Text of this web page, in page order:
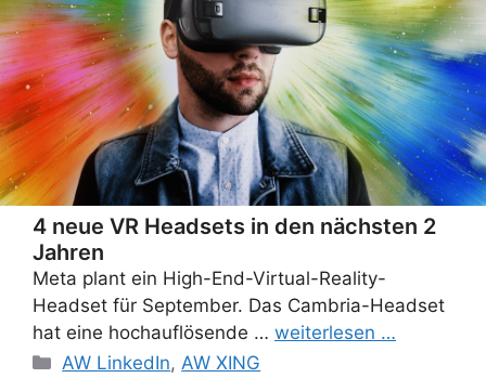
4 neue VR Headsets in den nächsten 2
Jahren
Meta plant ein High-End-Virtual-Reality-
Headset für September. Das Cambria-Headset
hat eine hochauflösende … weiterlesen …
Categories
AW LinkedIn, AW XING